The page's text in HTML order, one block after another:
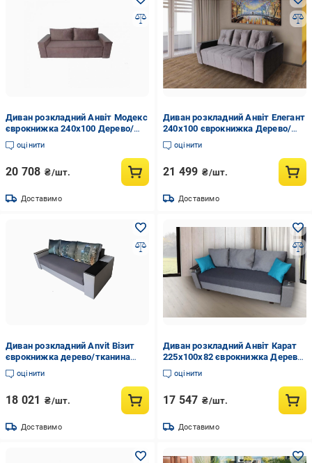
Диван розкладний Анвіт Модекс
єврокнижка 240х100 Дерево/
Тканина Ягуар колір Шоколад
оцінити
20 708 ₴/шт.
Доставимо
Диван розкладний Анвіт Елегант
240х100 єврокнижка Дерево/
Тканина Ягуар колір Шоколад
оцінити
21 499 ₴/шт.
Доставимо
Диван розкладний Anvit Візит
єврокнижка дерево/тканина
комо 240х100х82 см Графіт/
Сталь
оцінити
18 021 ₴/шт.
Доставимо
Диван розкладний Анвіт Карат
225х100х82 єврокнижка Дерево/
Тканина Епіка колір Сірий/Сталь
оцінити
17 547 ₴/шт.
Доставимо